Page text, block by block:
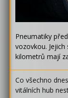
Pneumatiky
vozovkou.
kilometrů mají
Co všechno
vitálních hub